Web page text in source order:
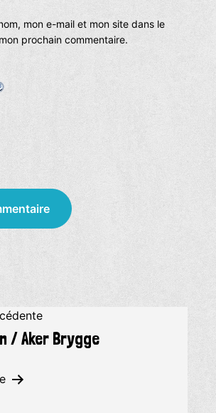
mon e-mail et mon site dans le
prochain commentaire.
/ Aker Brygge